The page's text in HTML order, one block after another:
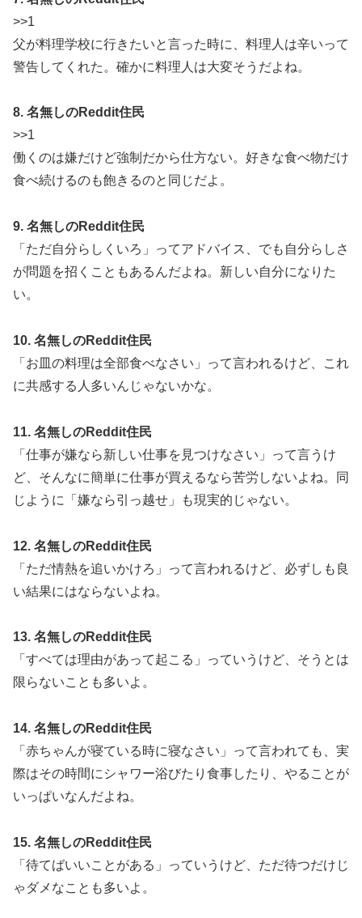
>>1
父が料理学校に行きたいと言った時に、料理人は辛いって
警告してくれた。確かに料理人は大変そうだよね。
8. 名無しのReddit住民
>>1
働くのは嫌だけど強制だから仕方ない。好きな食べ物だけ
食べ続けるのも飽きるのと同じだよ。
9. 名無しのReddit住民
「ただ自分らしくいろ」ってアドバイス、でも自分らしさ
が問題を招くこともあるんだよね。新しい自分になりた
い。
10. 名無しのReddit住民
「お皿の料理は全部食べなさい」って言われるけど、これ
に共感する人多いんじゃないかな。
11. 名無しのReddit住民
「仕事が嫌なら新しい仕事を見つけなさい」って言うけ
ど、そんなに簡単に仕事が買えるなら苦労しないよね。同
じように「嫌なら引っ越せ」も現実的じゃない。
12. 名無しのReddit住民
「ただ情熱を追いかけろ」って言われるけど、必ずしも良
い結果にはならないよね。
13. 名無しのReddit住民
「すべては理由があって起こる」っていうけど、そうとは
限らないことも多いよ。
14. 名無しのReddit住民
「赤ちゃんが寝ている時に寝なさい」って言われても、実
際はその時間にシャワー浴びたり食事したり、やることが
いっぱいなんだよね。
15. 名無しのReddit住民
「待てばいいことがある」っていうけど、ただ待つだけじ
ゃダメなことも多いよ。